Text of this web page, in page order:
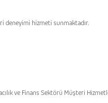
deneyimi hizmeti sunmaktadır.
ve Finans Sektörü Müşteri